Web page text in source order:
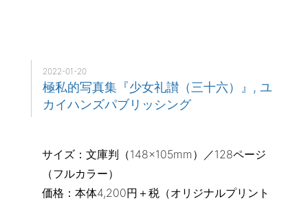
2022-01-20
極私的写真集『少女礼讃（三十六）』, ユ
カイハンズパブリッシング
サイズ：文庫判（148×105mm）／128ページ
（フルカラー）
価格：本体4,200円＋税（オリジナルプリント